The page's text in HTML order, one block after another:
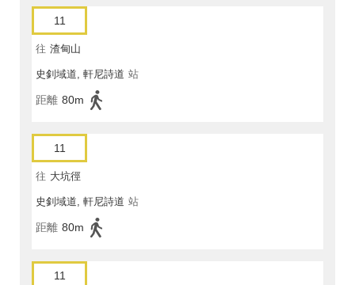
11
往 渣甸山
史釗域道, 軒尼詩道 站
距離 80m
11
往 大坑徑
史釗域道, 軒尼詩道 站
距離 80m
11